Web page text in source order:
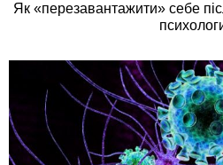
Як «перезавантажити» себе